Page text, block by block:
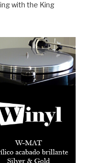
with the King